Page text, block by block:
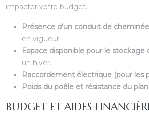
impacter votre budget.
Présence d’un conduit de
en vigueur.
Espace disponible pour le
un hiver.
Raccordement électrique (pour les
Poids du poêle et résistance du
BUDGET ET AIDES